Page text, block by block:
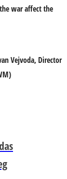
war affect the
Vejvoda, Director